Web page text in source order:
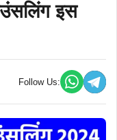
इस
Follow Us: